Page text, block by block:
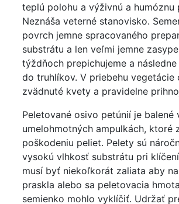
teplú polohu a výživnú a humóznu
Neznáša veterné stanovisko.
povrch jemne spracovaného
substrátu a len veľmi jemne
týždňoch prepichujeme a
do truhlíkov. V priebehu vegetácie
zvädnuté kvety a pravidelne
Peletované osivo petúnií je balené
umelohmotných ampulkách, ktoré
poškodeniu peliet. Pelety sú
vysokú vlhkosť substrátu pri
musí byť niekoľkorát zaliata aby
praskla alebo sa peletovacia
semienko mohlo vyklíčiť. Udržať